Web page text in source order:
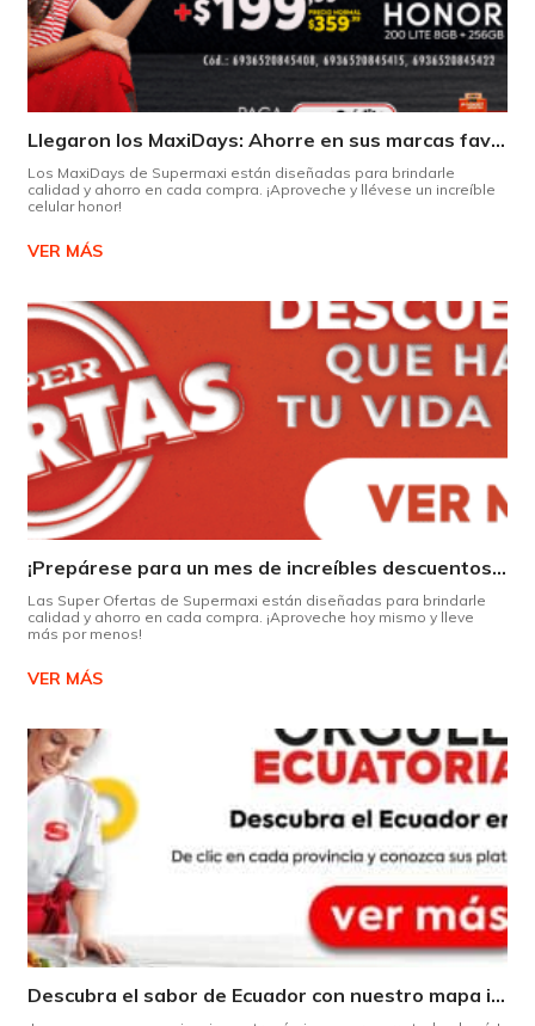
Llegaron los MaxiDays: Ahorre en sus marcas favoritas
Los MaxiDays de Supermaxi están diseñadas para brindarle
calidad y ahorro en cada compra. ¡Aproveche y llévese un increíble
celular honor!
VER MÁS
¡Prepárese para un mes de increíbles descuentos en Supermaxi!
Las Super Ofertas de Supermaxi están diseñadas para brindarle
calidad y ahorro en cada compra. ¡Aproveche hoy mismo y lleve
más por menos!
VER MÁS
Descubra el sabor de Ecuador con nuestro mapa interactivo de recetas